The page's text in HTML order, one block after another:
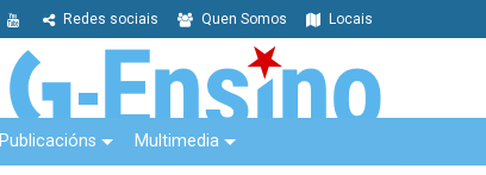
Locais
Quen Somos
Redes sociais
Publicacións Multimedia